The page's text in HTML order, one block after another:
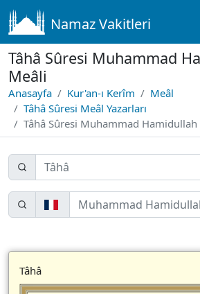
Namaz Vakitleri
Tâhâ Sûresi Muhammad
Meâli
Anasayfa Kur'an-ı Kerîm
Meâl
Tâhâ Sûresi Meâl Yazarları
Tâhâ Sûresi Muhammad Hamidullah
Tâhâ